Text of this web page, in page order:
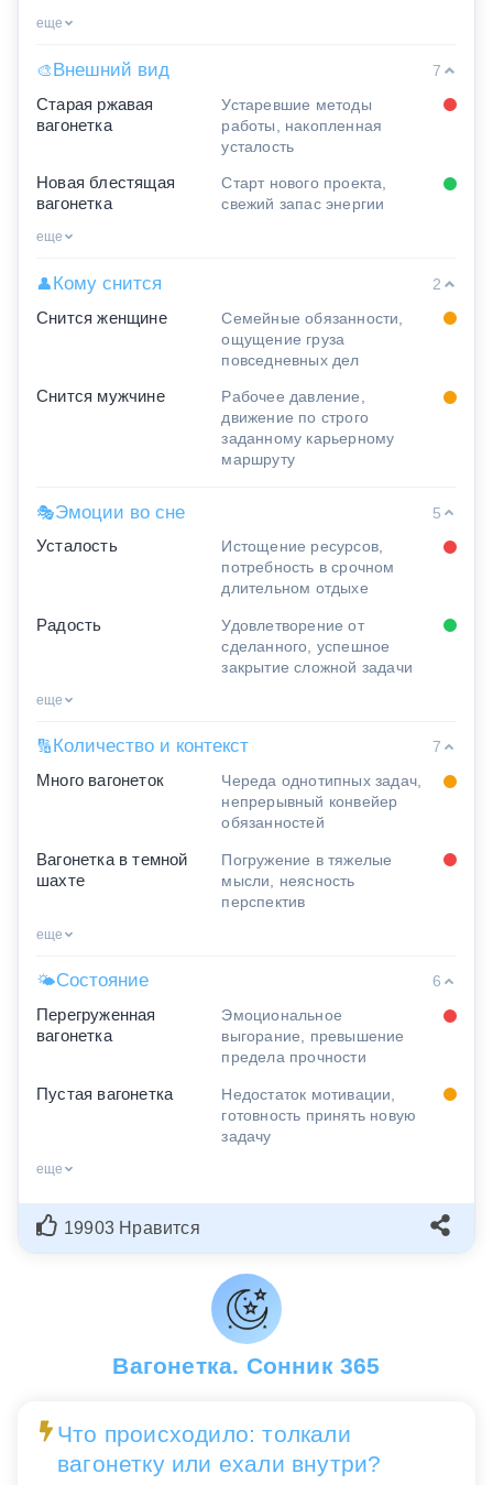
еще
🎨Внешний вид
7
Старая ржавая
вагонетка
Устаревшие методы
работы, накопленная
усталость
Новая блестящая
вагонетка
Старт нового проекта,
свежий запас энергии
еще
👤Кому снится
2
Снится женщине
Семейные обязанности,
ощущение груза
повседневных дел
Снится мужчине
Рабочее давление,
движение по строго
заданному карьерному
маршруту
🎭Эмоции во сне
5
Усталость
Истощение ресурсов,
потребность в срочном
длительном отдыхе
Радость
Удовлетворение от
сделанного, успешное
закрытие сложной задачи
еще
🔢 Количество и контекст
7
Много вагонеток
Череда однотипных задач,
непрерывный конвейер
обязанностей
Вагонетка в темной
шахте
Погружение в тяжелые
мысли, неясность
перспектив
еще
🌤Состояние
6
Перегруженная
вагонетка
Эмоциональное
выгорание, превышение
предела прочности
Пустая вагонетка
Недостаток мотивации,
готовность принять новую
задачу
еще
19903 Нравится
Вагонетка. Сонник 365
Что происходило: толкали
вагонетку или ехали внутри?